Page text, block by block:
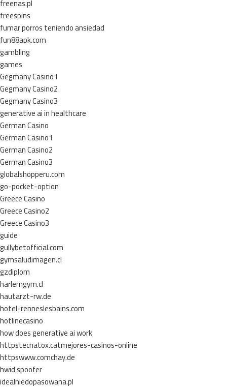
freenas.pl
freespins
fumar porros teniendo ansiedad
fun88apk.com
gambling
games
Gegmany Casino1
Gegmany Casino2
Gegmany Casino3
generative ai in healthcare
German Casino
German Casino1
German Casino2
German Casino3
globalshopperu.com
go-pocket-option
Greece Casino
Greece Casino2
Greece Casino3
guide
gullybetofficial.com
gymsaludimagen.cl
gzdiplom
harlemgym.cl
hautarzt-rw.de
hotel-renneslesbains.com
hotlinecasino
how does generative ai work
httpstecnatox.catmejores-casinos-online
httpswww.comchay.de
hwid spoofer
idealniedopasowana.pl